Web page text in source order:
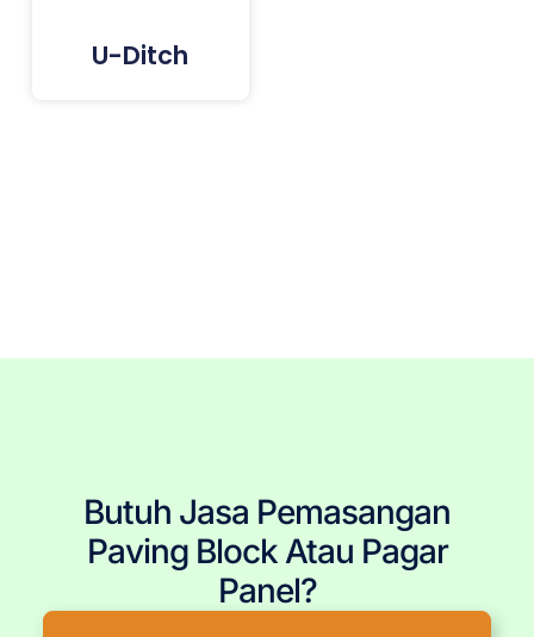
U-Ditch
Butuh Jasa Pemasangan
Paving Block Atau Pagar
Panel?